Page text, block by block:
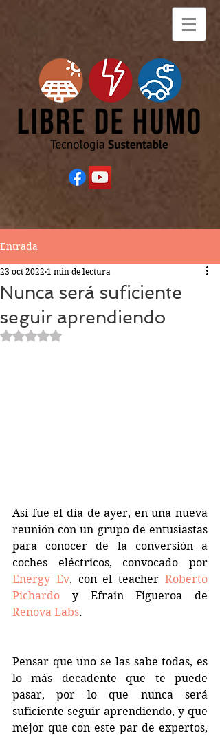
Entrada
Nunca será suficiente
seguir aprendiendo
23 oct 2022 1 min de lectura
Obtuvo NaN de 5 estrellas.
Así fue el día de ayer, en una nueva
reunión con un grupo de entusiastas
para conocer de la conversión a
Energy Ev, con el teacher Roberto
Pichardo y Efrain Figueroa
Renova Labs.
Pensar que uno se las sabe todas, es
lo más decadente que te puede
pasar, por lo que nunca será
suficiente seguir aprendiendo, y que
mejor que con este par de expertos,